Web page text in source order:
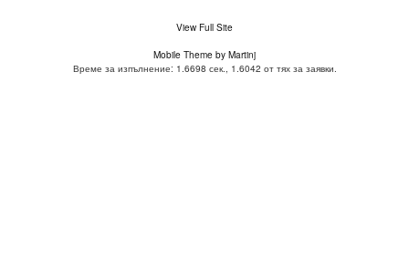
View Full Site
Mobile Theme by Martinj
Време за изпълнение: 1.6698 сек., 1.6042 от тях за заявки.